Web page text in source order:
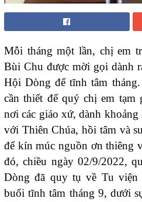
Mỗi tháng một lần, chị em
Bùi Chu được mời gọi dành
Hội Dòng để tĩnh tâm
cần thiết để quý chị em tạm
nơi các giáo xứ, dành
với Thiên Chúa, hồi tâm và
để kín múc nguồn ơn thiêng
đó, chiều ngày 02/9/2022,
Dòng đã quy tụ về Tu viện
buổi tĩnh tâm tháng 9, dưới